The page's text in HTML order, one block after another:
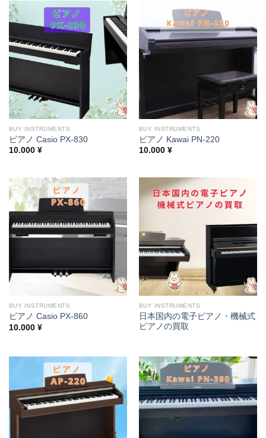
BUY INSTRUMENTS
ピアノ Casio PX-830
10.000 ¥
BUY INSTRUMENTS
ピアノ Kawai PN-220
10.000 ¥
BUY INSTRUMENTS
ピアノ Casio PX-860
10.000 ¥
BUY INSTRUMENTS
日本国内の電子ピアノ・機械式
ピアノの買取